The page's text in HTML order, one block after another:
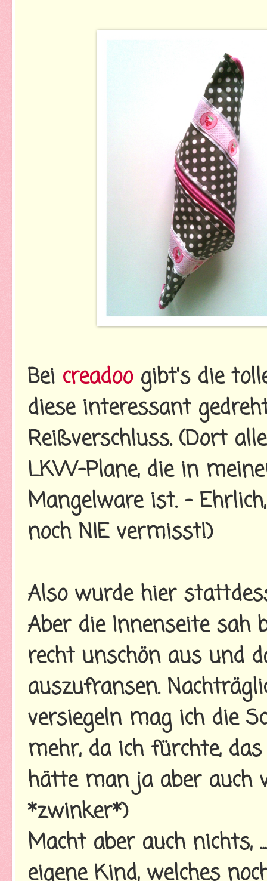
Bei creadoogibt's die
diese interessant
Reißverschluss. (Dort
LKW-Plane, die in
Mangelware ist. -
noch NIE vermisst!)
Also wurde hier
Aber die Innenseite sah
recht unschön aus und
auszufransen.
versiegeln mag ich die
mehr, da ich fürchte,
hätte man ja aber auch
*zwinker*)
Macht aber auch nichts,
eigene Kind, welches